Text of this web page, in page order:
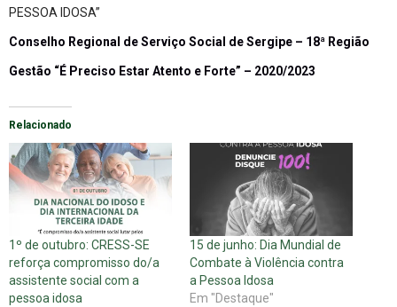
PESSOA IDOSA”
Conselho Regional de Serviço Social de Sergipe – 18ª Região
Gestão “É Preciso Estar Atento e Forte” – 2020/2023
Relacionado
1º de outubro: CRESS-SE
reforça compromisso do/a
assistente social com a
pessoa idosa
15 de junho: Dia Mundial de
Combate à Violência contra
a Pessoa Idosa
Em "Destaque"